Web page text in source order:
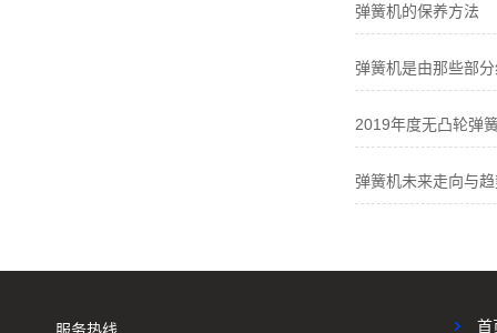
弹簧机的保养方法
弹簧机是由那些部
2019年度无凸轮弹
弹簧机未来走向与
首